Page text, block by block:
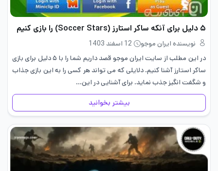
۵ دلیل برای آنکه ساکر استارز (Soccer Stars) را بازی کنیم
نویسنده ایران موجو
12 اسفند 1403
در این مطلب از سایت ایران موجو قصد داریم شما را با ۵ دلیل برای بازی
ساکر استارز آشنا کنیم. دلایلی که می تواند هر کسی را به این بازی جذاب
و شگفت انگیز جذب نماید. برای آشنایی در این…
بیشتر بخوانید